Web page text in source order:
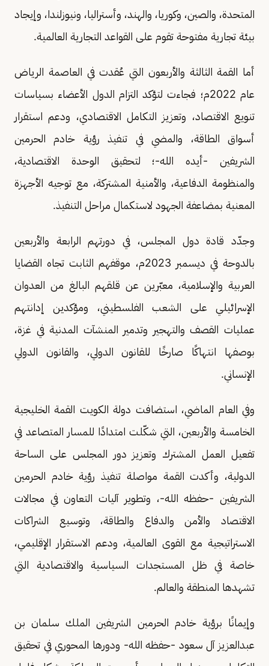
المتحدة، والصين، وكوريا، والهند، وأستراليا، ونيوزلندا، وإيجاد
بيئة تجارية مفتوحة تقوم على القواعد التجارية العالمية.
أما القمة الثالثة والأربعون التي عُقدت في العاصمة الرياض
عام 2022م؛ فجاءت لتؤكد التزام الدول الأعضاء بسياسات
تنويع الاقتصاد، وتعزيز التكامل الاقتصادي، ودعم استقرار
أسواق الطاقة، والمضي في تنفيذ رؤية خادم الحرمين
الشريفين -أيده الله-؛ لتحقيق الوحدة الاقتصادية،
والمنظومة الدفاعية، والأمنية المشتركة، مع توجيه الأجهزة
المعنية بمضاعفة الجهود لاستكمال مراحل التنفيذ.
وجدّد قادة دول المجلس، في دورتهم الرابعة والأربعين
بالدوحة في ديسمبر 2023م، موقفهم الثابت تجاه القضايا
العربية والإسلامية، معبّرين عن قلقهم البالغ من العدوان
الإسرائيلي على الشعب الفلسطيني، ومؤكدين إدانتهم
عمليات القصف والتهجير وتدمير المنشآت المدنية في غزة،
بوصفها انتهاكًا صارخًا للقانون الدولي، والقانون الدولي
الإنساني.
وفي العام الماضي، استضافت دولة الكويت القمة الخليجية
الخامسة والأربعين، التي شكّلت امتدادًا للمسار المتصاعد في
تفعيل العمل المشترك وتعزيز دور المجلس على الساحة
الدولية، وأكدت القمة مواصلة تنفيذ رؤية خادم الحرمين
الشريفين -حفظه الله-، وتطوير آليات التعاون في مجالات
الاقتصاد والأمن والدفاع والطاقة، وتوسيع الشراكات
الاستراتيجية مع القوى العالمية، ودعم الاستقرار الإقليمي،
خاصة في ظل المستجدات السياسية والاقتصادية التي
تشهدها المنطقة والعالم.
وإيمانًا برؤية خادم الحرمين الشريفين الملك سلمان بن
عبدالعزيز آل سعود -حفظه الله- ودورها المحوري في تحقيق